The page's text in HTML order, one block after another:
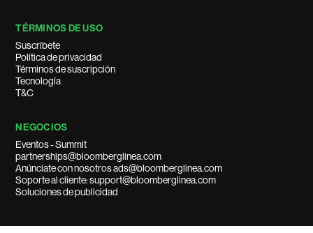
TÉRMINOS DE USO
Suscríbete
Política de privacidad
Términos de suscripción
Tecnología
T&C
NEGOCIOS
Eventos - Summit
partnerships@bloomberglinea.com
Anúnciate con nosotros ads@bloomberglinea.com
Soporte al cliente: support@bloomberglinea.com
Soluciones de publicidad